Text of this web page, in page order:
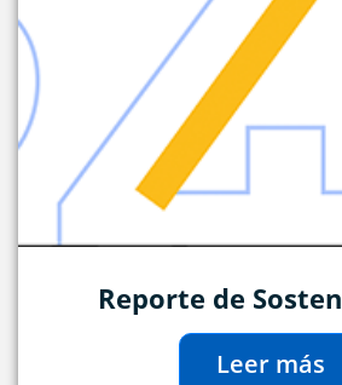
Reporte de
Leer más